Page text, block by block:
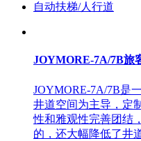
自动扶梯/人行道
JOYMORE-7A/7B旅
JOYMORE-7A/7B是一
井道空间为主导，
性和雅观性完善团结
的，还大幅降低了